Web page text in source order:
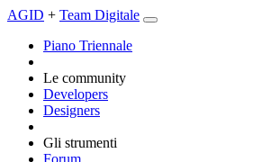
AGID + Team Digitale
Piano Triennale
Le community
Developers
Designers
Gli strumenti
Forum